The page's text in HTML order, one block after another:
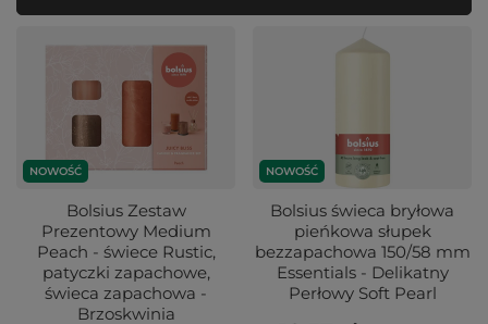
NOWOŚĆ
Bolsius Zestaw
Prezentowy Medium
Peach - świece Rustic,
patyczki zapachowe,
świeca zapachowa -
Brzoskwinia
NOWOŚĆ
Bolsius świeca bryłowa
pieńkowa słupek
bezzapachowa 150/58 mm
Essentials - Delikatny
Perłowy Soft Pearl